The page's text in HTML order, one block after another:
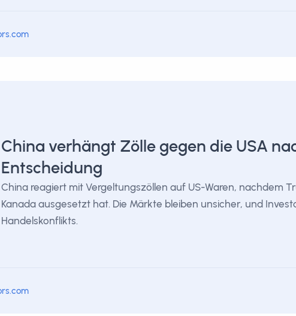
China verhängt Zölle gegen die USA
Entscheidung
China reagiert mit Vergeltungszöllen auf US-Waren, nachdem
Kanada ausgesetzt hat. Die Märkte bleiben unsicher, und
Handelskonflikts.